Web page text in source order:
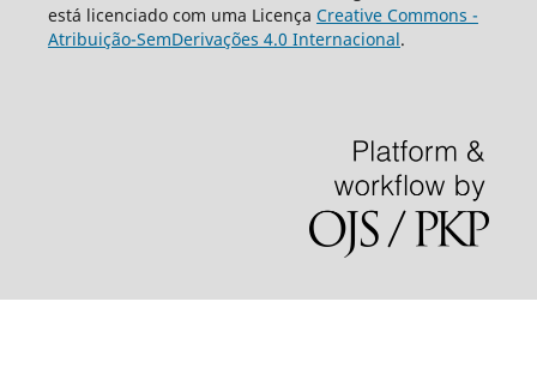
está licenciado com uma Licença Creative Commons -
Atribuição-SemDerivações 4.0 Internacional.